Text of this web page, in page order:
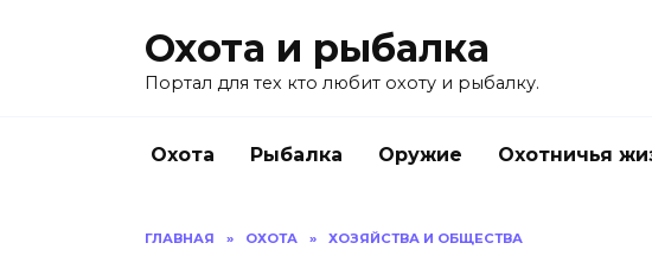
Охота и рыбалка
Портал для тех кто любит охоту и рыбалку.
Охота Рыбалка Оружие Охотничья
ГЛАВНАЯ » ОХОТА » ХОЗЯЙСТВА И ОБЩЕСТВА